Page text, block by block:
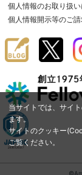
当サイトでは、サイ
ます。
サイトのクッキー
ご覧ください。
個人情報のお取り扱
個人情報開示等のご